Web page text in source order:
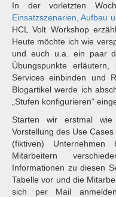
In der vorletzten
Einsatzszenarien, Aufbau
HCL Volt Workshop
Heute möchte ich wie
und euch u.a. ein paar
Übungspunkte
Services einbinden und
Blogartikel werde ich
„Stufen konfigurieren“
Starten wir erstmal
Vorstellung des Use
(fiktiven) Unternehmen
Mitarbeitern
Informationen zu diesen
Tabelle vor und die
sich per Mail